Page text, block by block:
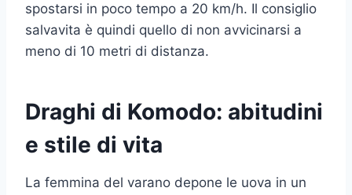
spostarsi in poco tempo a 20 km/h. Il consiglio
salvavita è quindi quello di non avvicinarsi a
meno di 10 metri di distanza.
Draghi di Komodo: abitudini
e stile di vita
La femmina del varano depone le uova in un